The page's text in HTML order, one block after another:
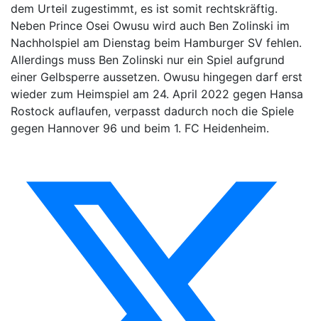
dem Urteil zugestimmt, es ist somit rechtskräftig.
Neben Prince Osei Owusu wird auch Ben Zolinski im
Nachholspiel am Dienstag beim Hamburger SV fehlen.
Allerdings muss Ben Zolinski nur ein Spiel aufgrund
einer Gelbsperre aussetzen. Owusu hingegen darf erst
wieder zum Heimspiel am 24. April 2022 gegen Hansa
Rostock auflaufen, verpasst dadurch noch die Spiele
gegen Hannover 96 und beim 1. FC Heidenheim.